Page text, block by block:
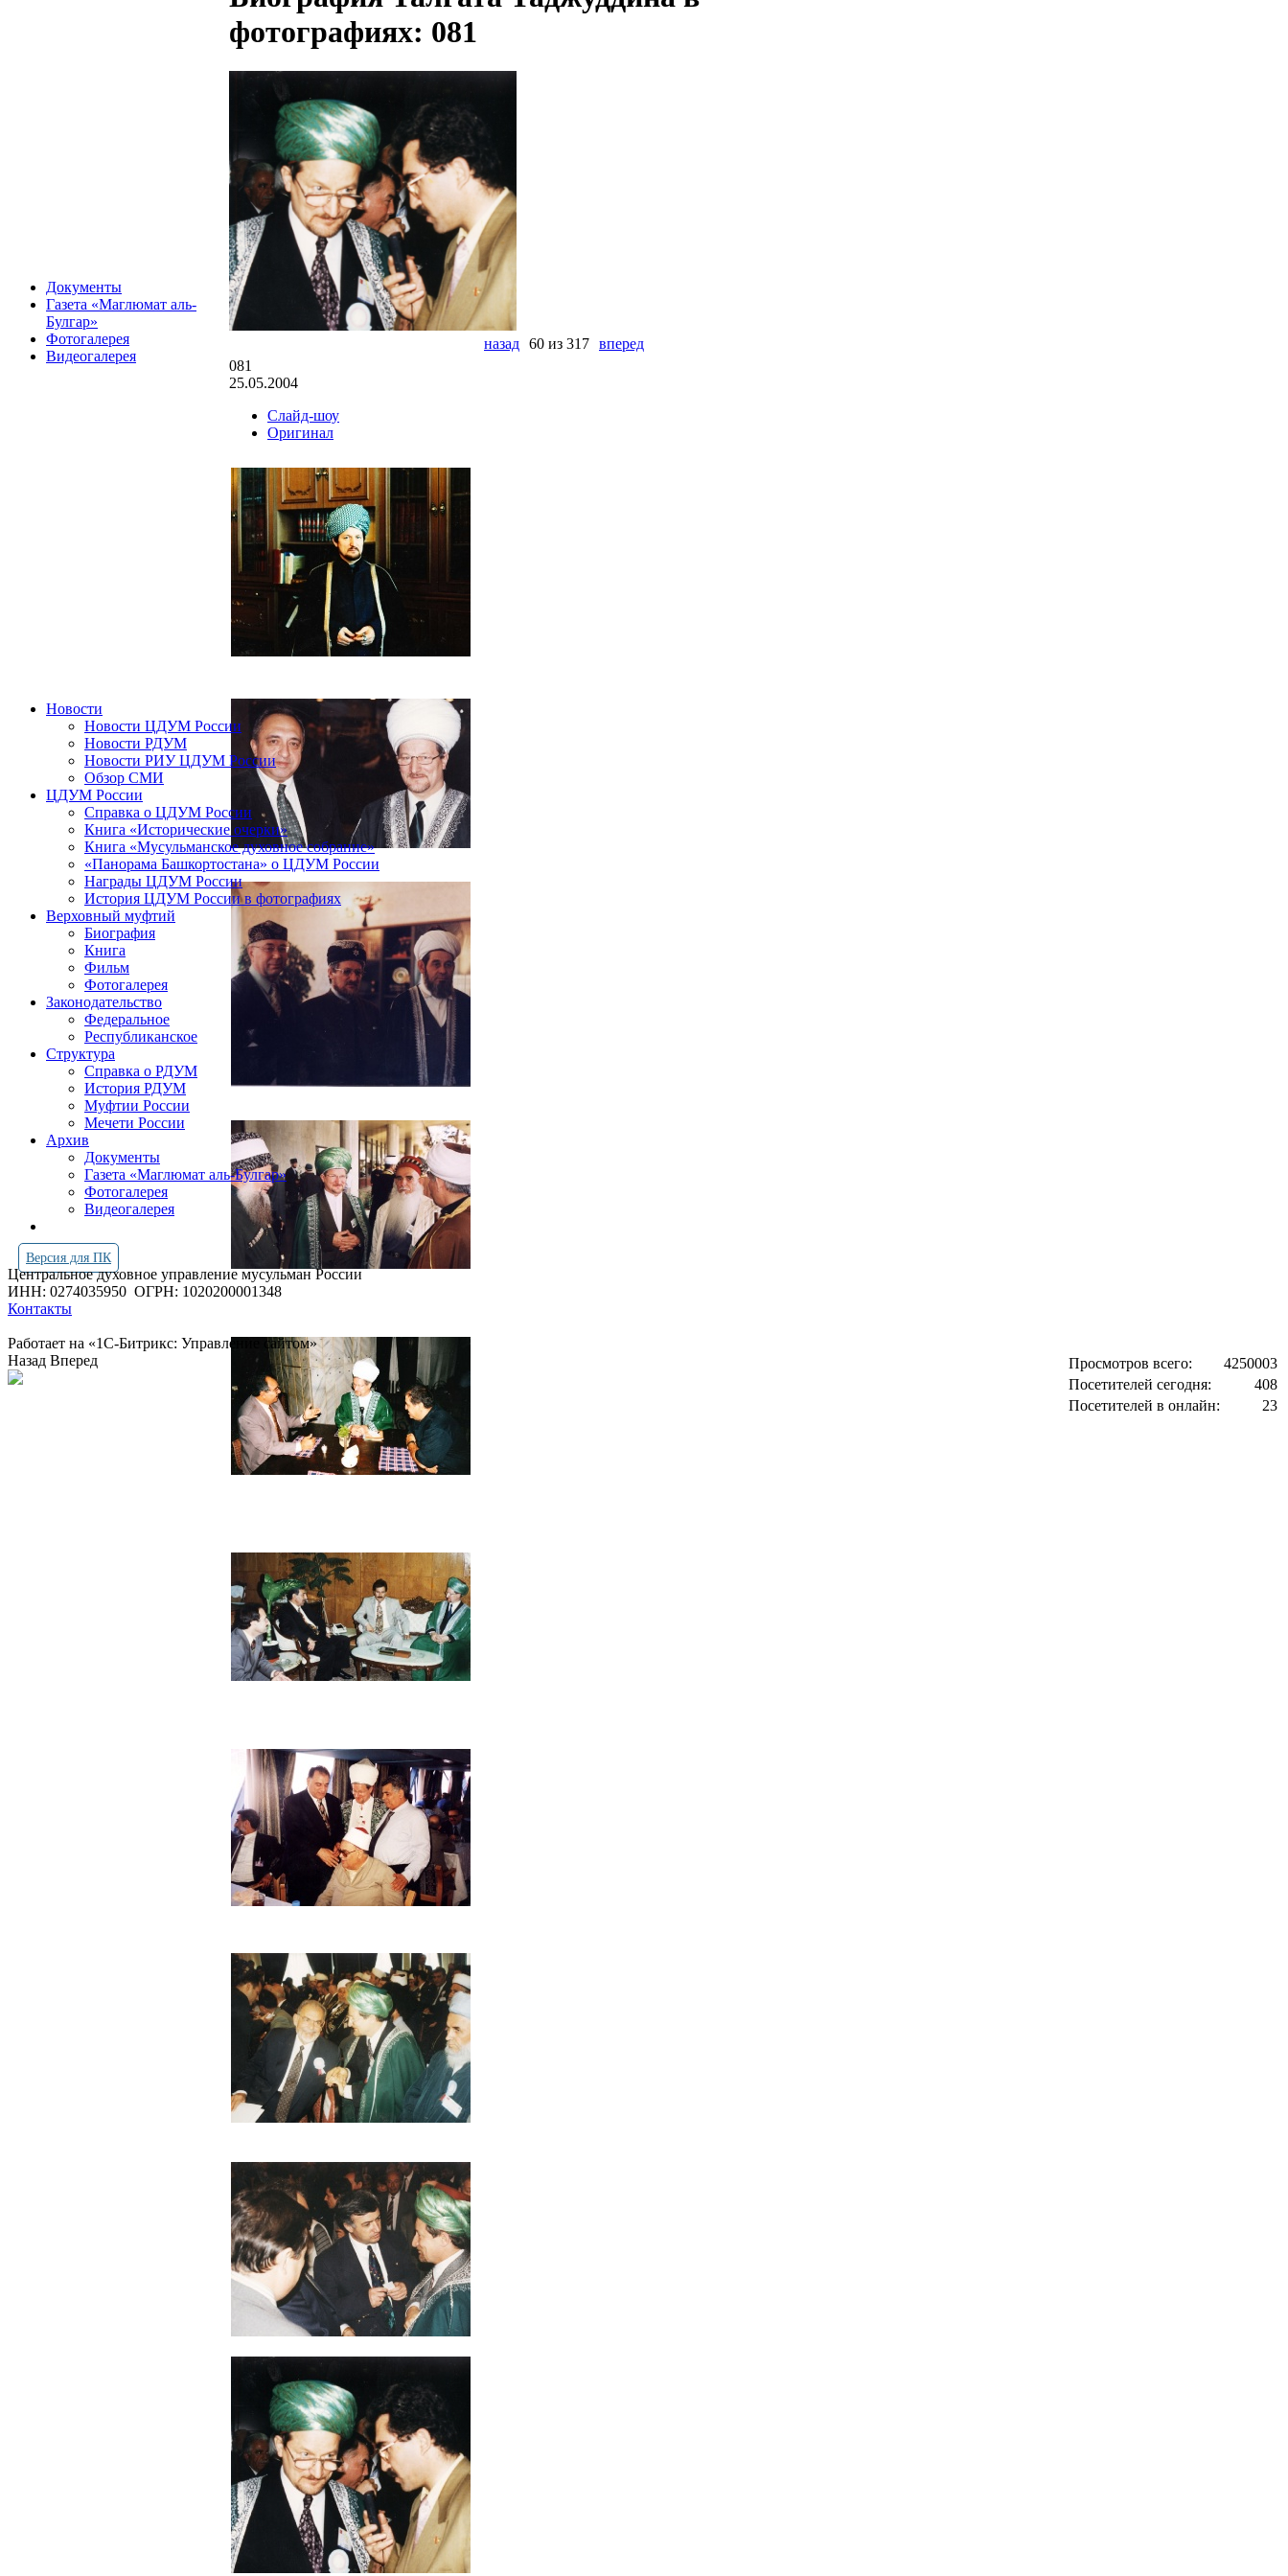
Документы
Газета «Маглюмат аль-
Булгар»
Фотогалерея
Видеогалерея
фотографиях: 081
назад 60 из 317 вперед
081
25.05.2004
Слайд-шоу
Оригинал
Новости
Новости ЦДУМ России
Новости РДУМ
Новости РИУ ЦДУМ России
Обзор СМИ
ЦДУМ России
Справка о ЦДУМ России
Книга «Исторические очерки»
Книга «Мусульманское духовное собрание»
«Панорама Башкортостана» о ЦДУМ России
Награды ЦДУМ России
История ЦДУМ России в фотографиях
Верховный муфтий
Биография
Книга
Фильм
Фотогалерея
Законодательство
Федеральное
Республиканское
Структура
Справка о РДУМ
История РДУМ
Муфтии России
Мечети России
Архив
Документы
Газета «Маглюмат аль-Булгар»
Фотогалерея
Видеогалерея
Версия для ПК
Центральное духовное управление мусульман России
ИНН: 0274035950 ОГРН: 1020200001348
Контакты
Работает на «1С-Битрикс: Управление сайтом»
Просмотров всего:
4250003
Посетителей сегодня:
408
Посетителей в онлайн:
23
Назад Вперед